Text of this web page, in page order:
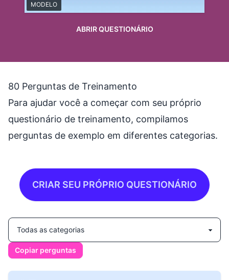
MODELO
ABRIR QUESTIONÁRIO
80 Perguntas de Treinamento
Para ajudar você a começar com seu próprio
questionário de treinamento, compilamos
perguntas de exemplo em diferentes categorias.
CRIAR SEU PRÓPRIO QUESTIONÁRIO
Copiar perguntas